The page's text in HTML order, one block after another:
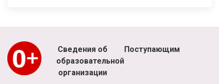
Сведения об
образовательной
организации
Поступающим